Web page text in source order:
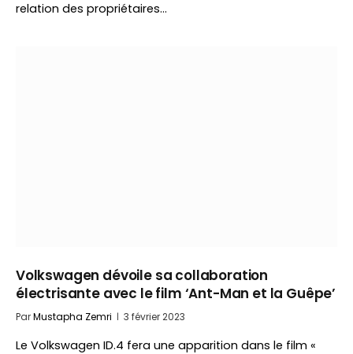
relation des propriétaires…
Volkswagen dévoile sa collaboration
électrisante avec le film ‘Ant-Man et la Guêpe’
ParMustapha Zemri 3 février 2023
Le Volkswagen ID.4 fera une apparition dans le film «